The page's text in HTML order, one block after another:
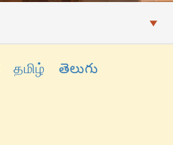
தமிழ் తెలుగు